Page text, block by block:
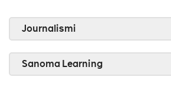
Journalismi
Sanoma Learning